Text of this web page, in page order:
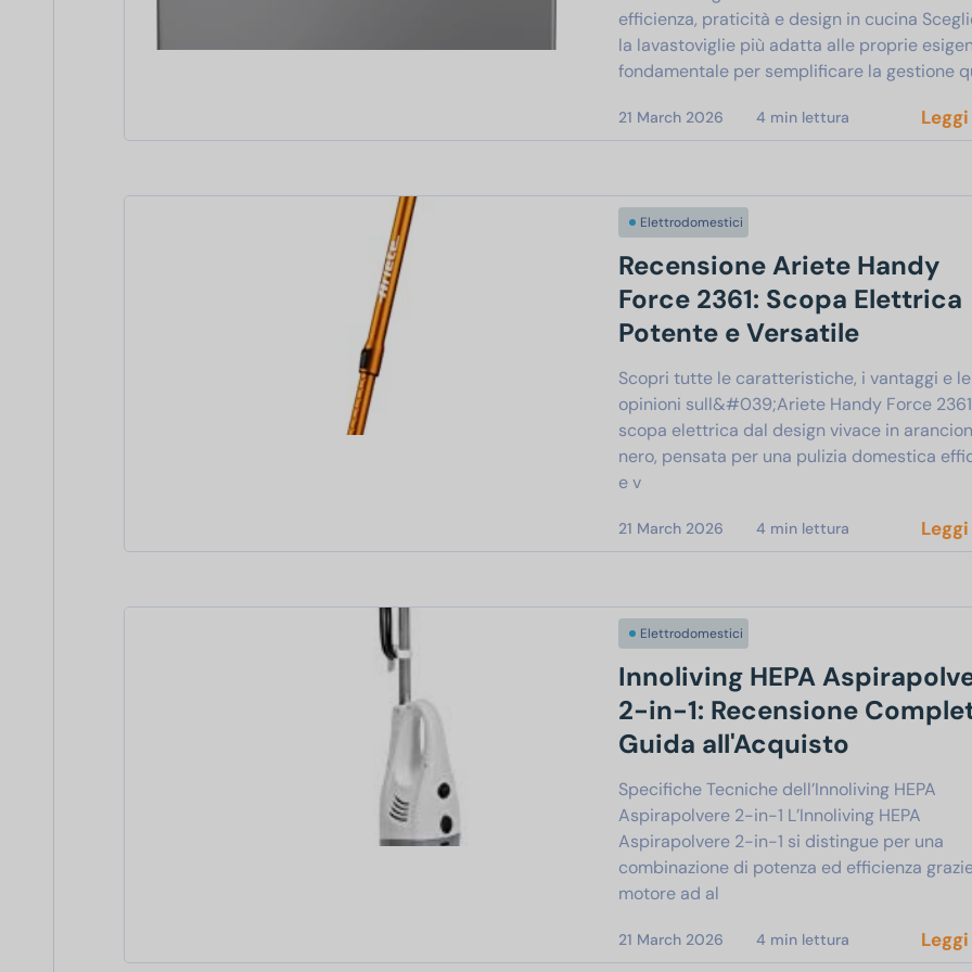
efficienza, praticità e design in cucina
la lavastoviglie più adatta alle proprie
fondamentale per semplificare la gestione
21 March 2026 4 min lettura Leggi
Elettrodomestici
Recensione Ariete Handy
Force 2361: Scopa Elettrica
Potente e Versatile
Scopri tutte le caratteristiche, i vantaggi e le
opinioni sull&#039;Ariete Handy Force
scopa elettrica dal design vivace in
nero, pensata per una pulizia domestica
e v
21 March 2026 4 min lettura Leggi
Elettrodomestici
Innoliving HEPA
2-in-1: Recensione
Guida all'Acquisto
Specifiche Tecniche dell’Innoliving HEPA
Aspirapolvere 2-in-1 L’Innoliving HEPA
Aspirapolvere 2-in-1 si distingue per una
combinazione di potenza ed efficienza
motore ad al
21 March 2026 4 min lettura Leggi